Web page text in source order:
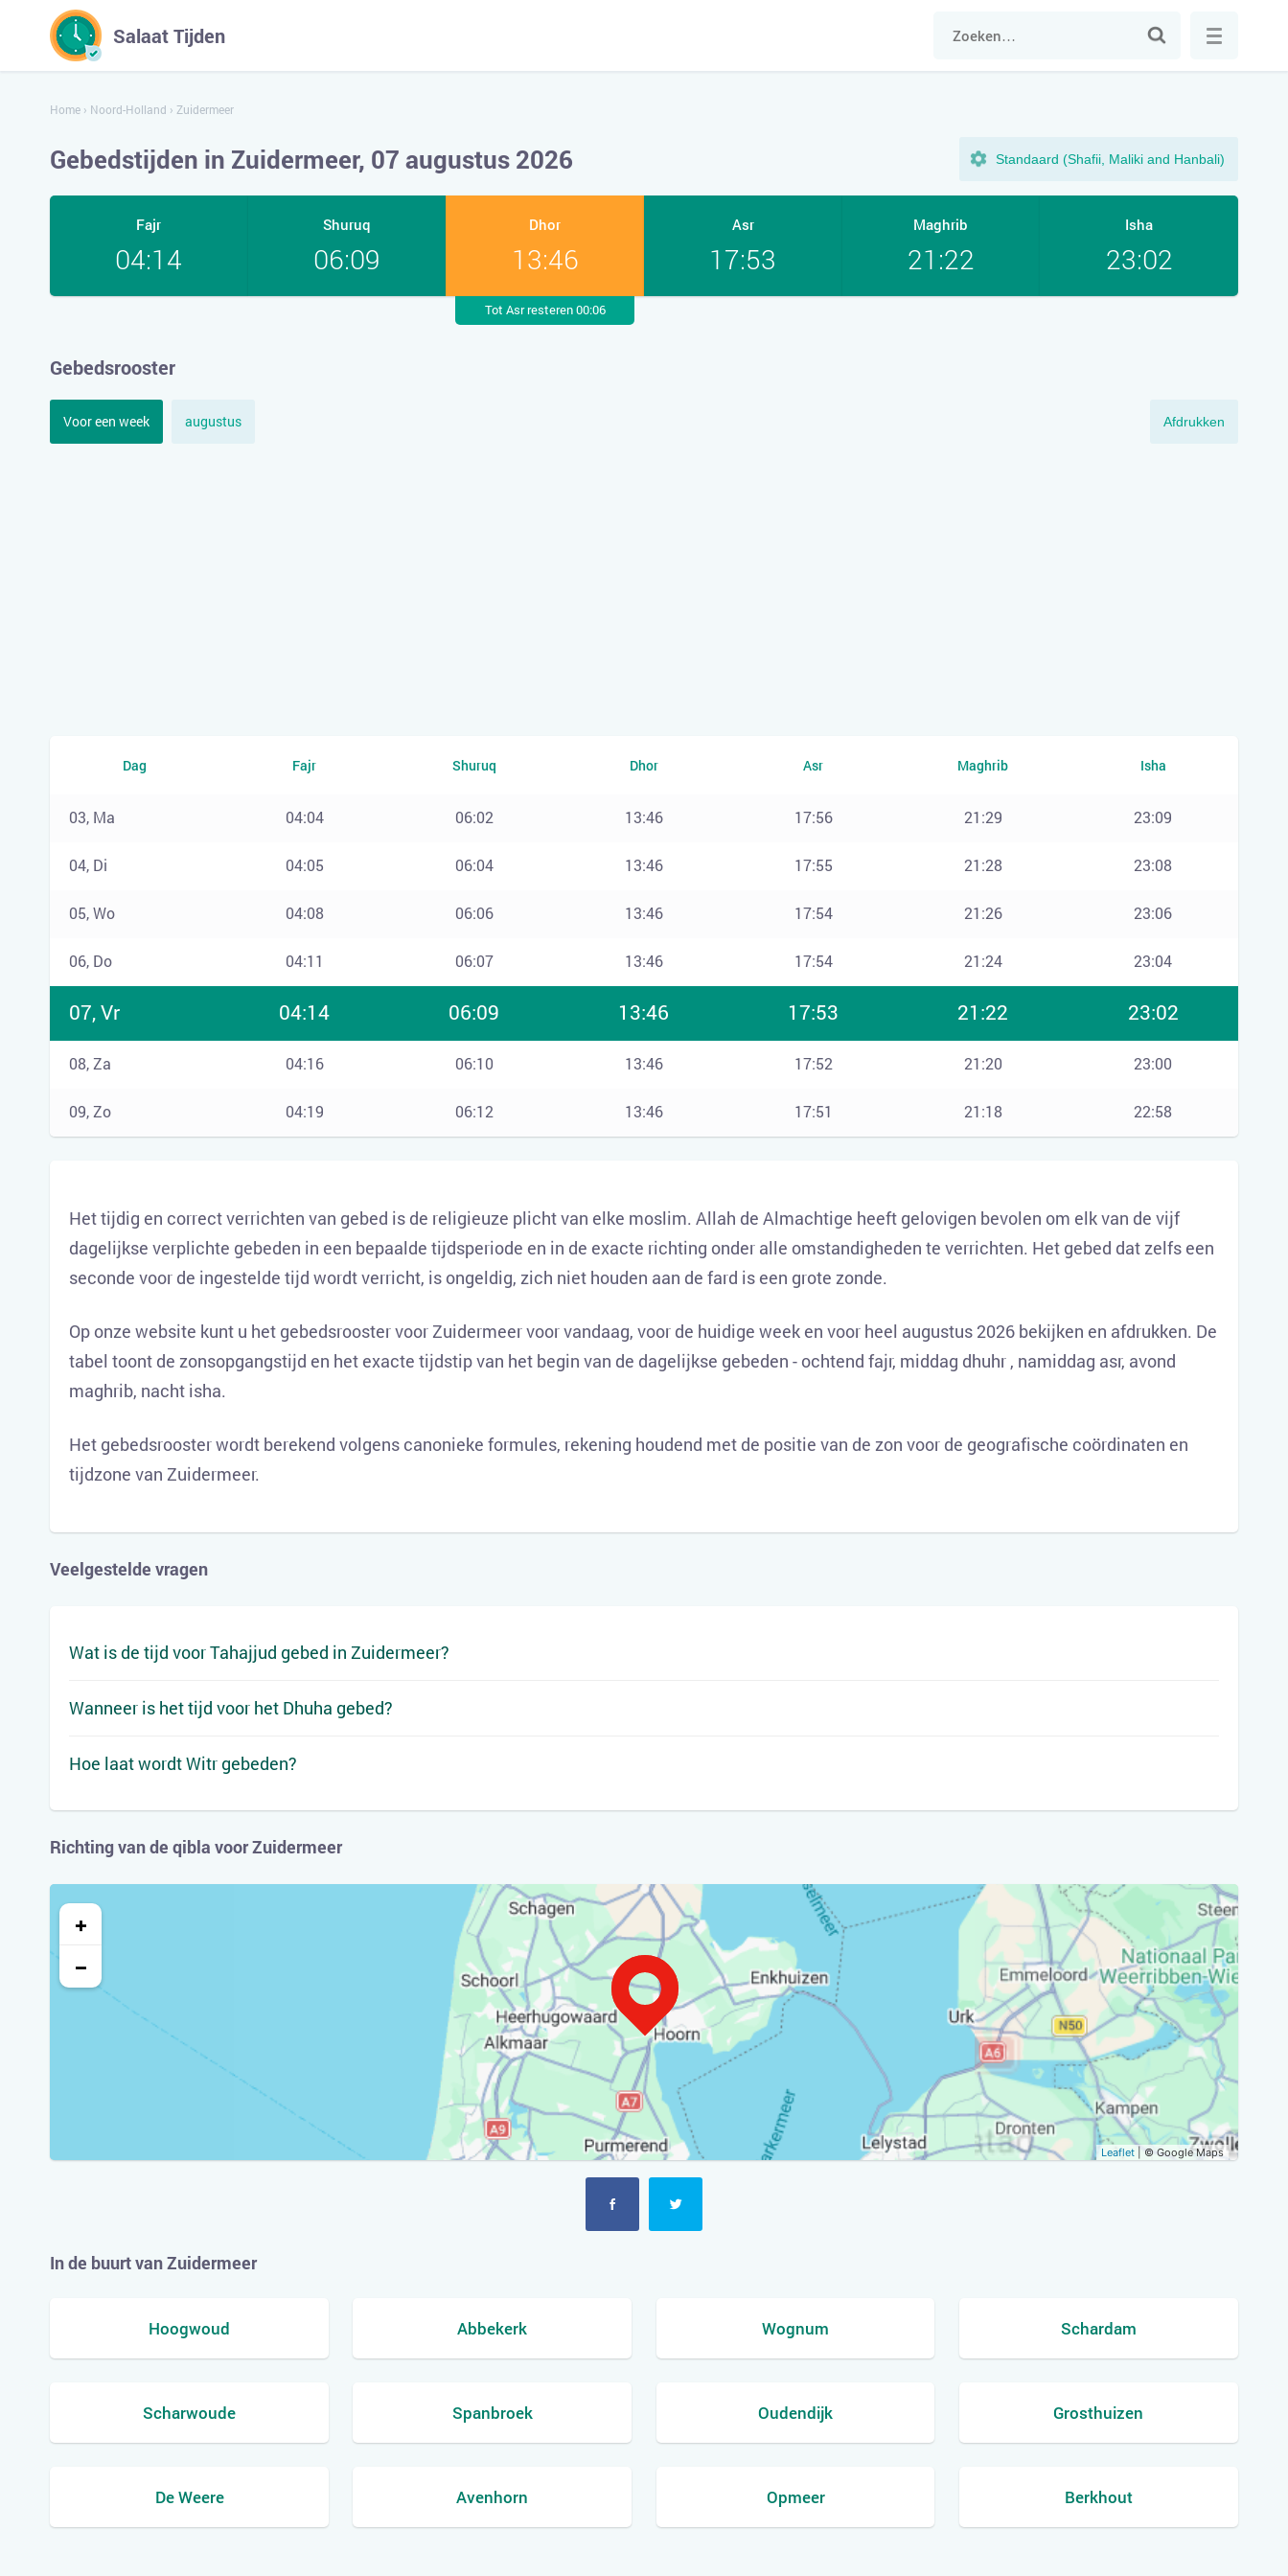
Salaat Tijden
Home › Noord-Holland › Zuidermeer
Gebedstijden in Zuidermeer, 07 augustus 2026 Standaard (Shafii, Maliki and Hanbali)
Fajr
04:14
Shuruq
06:09
Dhor
13:46
Tot Asr resteren 00:06
Asr
17:53
Maghrib
21:22
Isha
23:02
Gebedsrooster
Voor een week augustus Afdrukken
Dag Fajr Shuruq Dhor Asr Maghrib Isha
03, Ma 04:04 06:02 13:46 17:56 21:29 23:09
04, Di 04:05 06:04 13:46 17:55 21:28 23:08
05, Wo 04:08 06:06 13:46 17:54 21:26 23:06
06, Do 04:11 06:07 13:46 17:54 21:24 23:04
07, Vr 04:14 06:09 13:46 17:53 21:22 23:02
08, Za 04:16 06:10 13:46 17:52 21:20 23:00
09, Zo 04:19 06:12 13:46 17:51 21:18 22:58
Het tijdig en correct verrichten van gebed is de religieuze plicht van elke moslim. Allah de Almachtige heeft gelovigen bevolen om elk van de vijf
dagelijkse verplichte gebeden in een bepaalde tijdsperiode en in de exacte richting onder alle omstandigheden te verrichten. Het gebed dat zelfs een
seconde voor de ingestelde tijd wordt verricht, is ongeldig, zich niet houden aan de fard is een grote zonde.
Op onze website kunt u het gebedsrooster voor Zuidermeer voor vandaag, voor de huidige week en voor heel augustus 2026 bekijken en afdrukken. De
tabel toont de zonsopgangstijd en het exacte tijdstip van het begin van de dagelijkse gebeden - ochtend fajr, middag dhuhr , namiddag asr, avond
maghrib, nacht isha.
Het gebedsrooster wordt berekend volgens canonieke formules, rekening houdend met de positie van de zon voor de geografische coördinaten en
tijdzone van Zuidermeer.
Veelgestelde vragen
Wat is de tijd voor Tahajjud gebed in Zuidermeer?
Wanneer is het tijd voor het Dhuha gebed?
Hoe laat wordt Witr gebeden?
Richting van de qibla voor Zuidermeer
+
−
Leaflet | © Google Maps
In de buurt van Zuidermeer
Hoogwoud Abbekerk Wognum Schardam
Scharwoude Spanbroek Oudendijk Grosthuizen
De Weere Avenhorn Opmeer Berkhout